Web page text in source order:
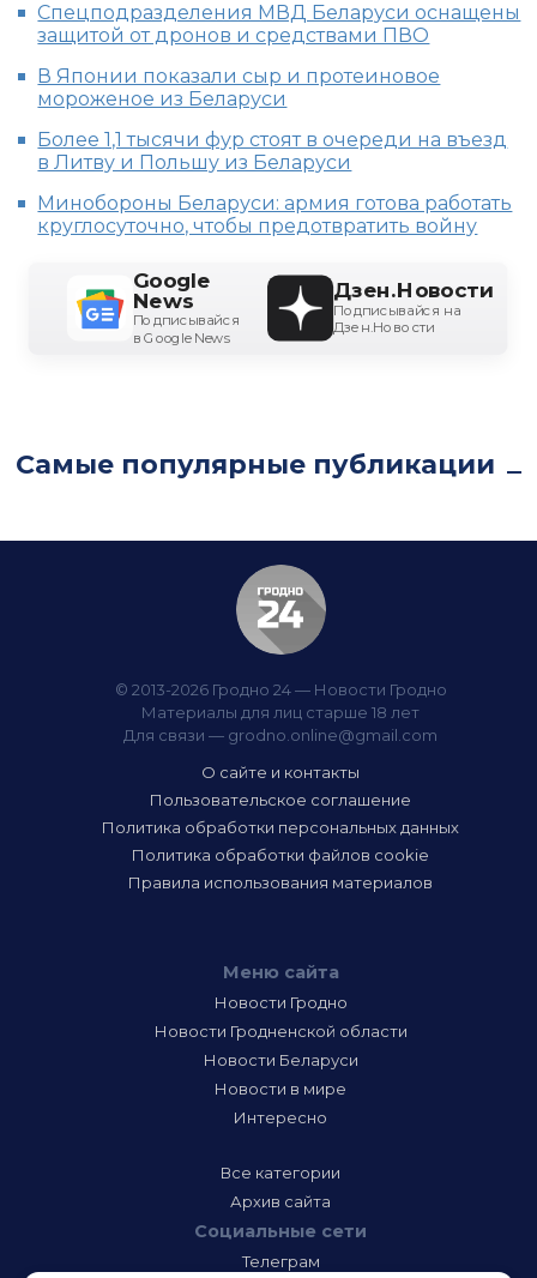
Спецподразделения МВД Беларуси оснащены
защитой от дронов и средствами ПВО
В Японии показали сыр и протеиновое
мороженое из Беларуси
Более 1,1 тысячи фур стоят в очереди на въезд
в Литву и Польшу из Беларуси
Минобороны Беларуси: армия готова работать
круглосуточно, чтобы предотвратить войну
Google
News
Подписывайся
в Google News
Дзен.Новости
Подписывайся на
Дзен.Новости
Самые популярные публикации
© 2013-2026 Гродно 24 — Новости Гродно
Материалы для лиц старше 18 лет
Для связи — grodno.online@gmail.com
О сайте и контакты
Пользовательское соглашение
Политика обработки персональных данных
Политика обработки файлов cookie
Правила использования материалов
Меню сайта
Новости Гродно
Новости Гродненской области
Новости Беларуси
Новости в мире
Интересно
Все категории
Архив сайта
Социальные сети
Телеграм